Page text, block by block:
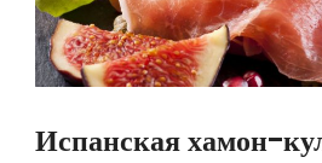
Испанская хамон-